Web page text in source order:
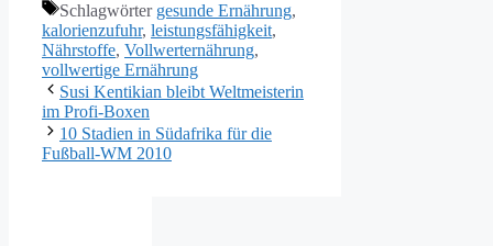
Schlagwörter gesunde Ernährung,
kalorienzufuhr, leistungsfähigkeit,
Nährstoffe, Vollwerternährung,
vollwertige Ernährung
Susi Kentikian bleibt Weltmeisterin
im Profi-Boxen
10 Stadien in Südafrika für die
Fußball-WM 2010